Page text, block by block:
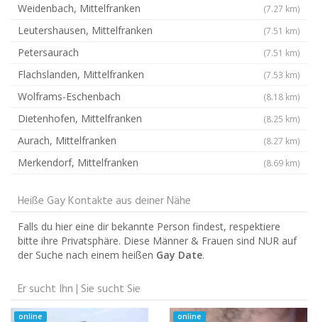
Weidenbach, Mittelfranken (7.27 km)
Leutershausen, Mittelfranken (7.51 km)
Petersaurach (7.51 km)
Flachslanden, Mittelfranken (7.53 km)
Wolframs-Eschenbach (8.18 km)
Dietenhofen, Mittelfranken (8.25 km)
Aurach, Mittelfranken (8.27 km)
Merkendorf, Mittelfranken (8.69 km)
Heiße Gay Kontakte aus deiner Nähe
Falls du hier eine dir bekannte Person findest, respektiere
bitte ihre Privatsphäre. Diese Männer & Frauen sind NUR auf
der Suche nach einem heißen Gay Date.
Er sucht Ihn | Sie sucht Sie
online online